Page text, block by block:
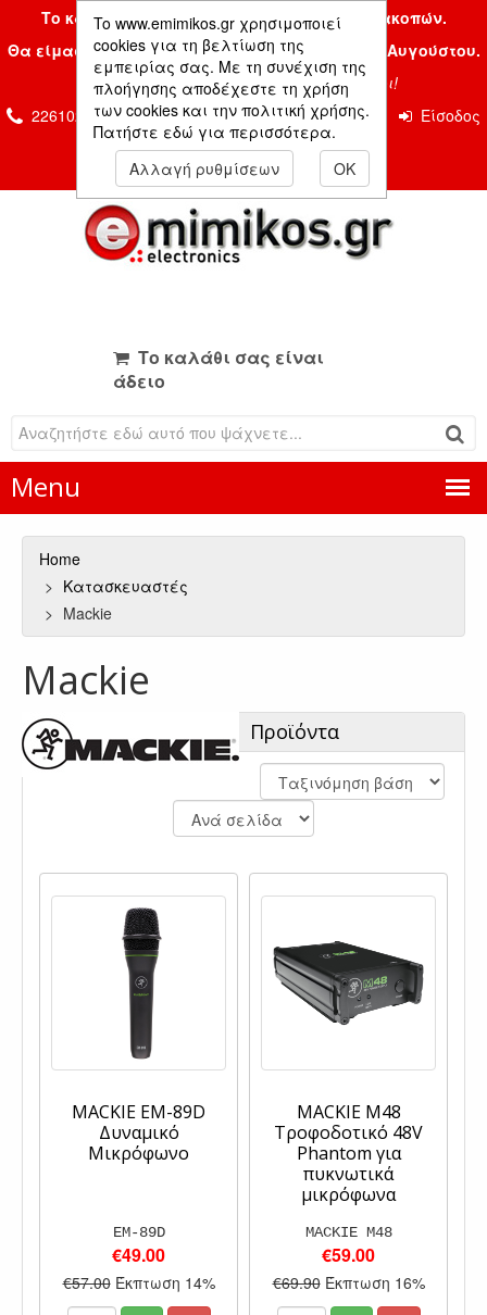
To www.emimikos.gr χρησιμοποιεί
cookies για τη βελτίωση της
εμπειρίας σας. Με τη συνέχιση της
πλοήγησης αποδέχεστε τη χρήση
των cookies και την πολιτική χρήσης.
Πατήστε εδώ για περισσότερα.
Αλλαγή ρυθμίσεων
OK
Το κατάστημα μας είναι κλειστό λόγω διακοπών.
Θα είμαστε και πάλι μαζί σας την Δευτέρα 24 Αυγούστου.
Σας ευχόμαστε ένα όμορφο καλοκαίρι!
2261026435 & 2261081666
Επικοινωνία
Είσοδος
Μέλους
Το καλάθι σας είναι
άδειο
Menu
Home
Κατασκευαστές
Mackie
Mackie
Προϊόντα
MACKIE EM-89D
Δυναμικό
Μικρόφωνο
EM-89D
€49.00
€57.00 Έκπτωση 14%
MACKIE M48
Τροφοδοτικό 48V
Phantom για
πυκνωτικά
μικρόφωνα
MACKIE M48
€59.00
€69.90 Έκπτωση 16%